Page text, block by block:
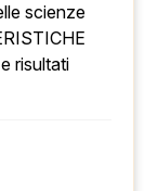
risultati